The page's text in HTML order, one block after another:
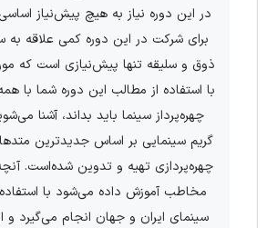
در این دوره نیاز به هیچ پیش­‌نیاز
برای شرکت در این دوره کمی علاقه به
ذوق و سلیقه تنها پیش­‌نیازی است که
با استفاده از مطالب این دوره شما با
چهره‌­پرداز سینما باید بداند، آشنا
گریم سینمایی بر اساس جدید­ترین
چهره‌­پردازی تهیه و تدوین شده‌است.
مخاطب آموزش داده می­‌شود با استفاده
سینمای ایران و جهان انجام می­‌گیرد و